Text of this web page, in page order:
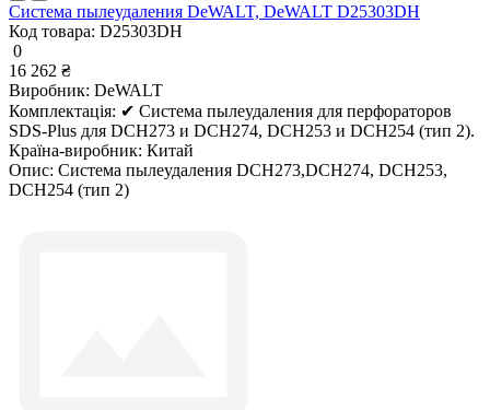
Система пылеудаления DeWALT, DeWALT D25303DH
Код товара: D25303DH
0
16 262 ₴
Виробник: DeWALT
Комплектація: ✔ Система пылеудаления для перфораторов
SDS-Plus для DCH273 и DCH274, DCH253 и DCH254 (тип 2).
Країна-виробник: Китай
Опис: Система пылеудаления DCH273,DCH274, DCH253,
DCH254 (тип 2)